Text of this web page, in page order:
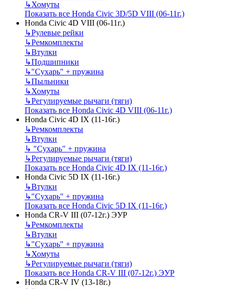
↳Хомуты
Показать все Honda Civic 3D/5D VIII (06-11г.)
Honda Civic 4D VIII (06-11г.)
↳Рулевые рейки
↳Ремкомплекты
↳Втулки
↳Подшипники
↳"Сухарь" + пружина
↳Пыльники
↳Хомуты
↳Регулируемые рычаги (тяги)
Показать все Honda Civic 4D VIII (06-11г.)
Honda Civic 4D IX (11-16г.)
↳Ремкомплекты
↳Втулки
↳ "Сухарь" + пружина
↳Регулируемые рычаги (тяги)
Показать все Honda Civic 4D IX (11-16г.)
Honda Civic 5D IX (11-16г.)
↳Втулки
↳"Сухарь" + пружина
Показать все Honda Civic 5D IX (11-16г.)
Honda CR-V III (07-12г.) ЭУР
↳Ремкомплекты
↳Втулки
↳"Сухарь" + пружина
↳Хомуты
↳Регулируемые рычаги (тяги)
Показать все Honda CR-V III (07-12г.) ЭУР
Honda CR-V IV (13-18г.)